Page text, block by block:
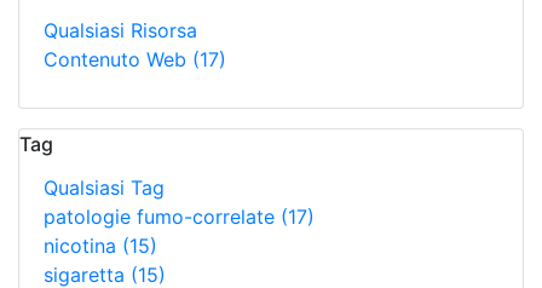
Qualsiasi Risorsa
Contenuto Web (17)
Tag
Qualsiasi Tag
patologie fumo-correlate (17)
nicotina (15)
sigaretta (15)